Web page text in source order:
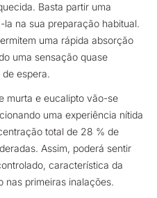
Basta partir uma
na sua preparação habitual.
uma rápida absorção
uma sensação quase
espera.
murta e eucalipto vão-se
uma experiência nítida
total de 28 % de
Assim, poderá sentir
característica da
nas primeiras inalações.